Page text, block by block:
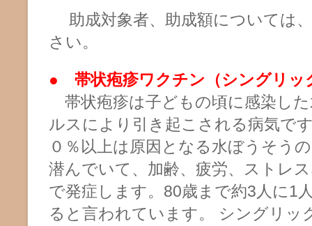
助成対象者、助成額については、
さい。
● 帯状疱疹ワクチン（シングリッ
帯状疱疹は子どもの頃に感染し
ルスにより引き起こされる病気で
０％以上は原因となる水ぼうそう
潜んでいて、加齢、疲労、ストレ
で発症します。80歳まで約3人に1
ると言われています。 シングリッ